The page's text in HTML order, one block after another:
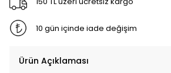
10 gün içinde iade değişim
Ürün Açıklaması